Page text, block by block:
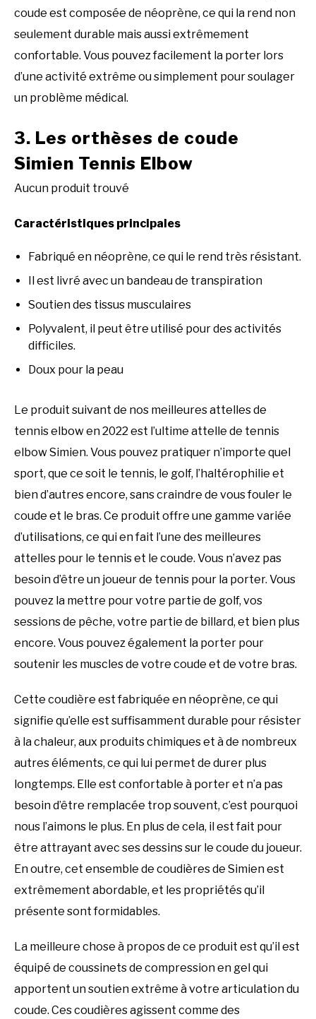
coude est composée de néoprène, ce qui la rend non
seulement durable mais aussi extrêmement
confortable. Vous pouvez facilement la porter lors
d’une activité extrême ou simplement pour soulager
un problème médical.
3. Les orthèses de coude
Simien Tennis Elbow
Aucun produit trouvé
Caractéristiques principales
Fabriqué en néoprène, ce qui le rend très résistant.
Il est livré avec un bandeau de transpiration
Soutien des tissus musculaires
Polyvalent, il peut être utilisé pour des activités
difficiles.
Doux pour la peau
Le produit suivant de nos meilleures attelles de
tennis elbow en 2022 est l’ultime attelle de tennis
elbow Simien. Vous pouvez pratiquer n’importe quel
sport, que ce soit le tennis, le golf, l’haltérophilie et
bien d’autres encore, sans craindre de vous fouler le
coude et le bras. Ce produit offre une gamme variée
d’utilisations, ce qui en fait l’une des meilleures
attelles pour le tennis et le coude. Vous n’avez pas
besoin d’être un joueur de tennis pour la porter. Vous
pouvez la mettre pour votre partie de golf, vos
sessions de pêche, votre partie de billard, et bien plus
encore. Vous pouvez également la porter pour
soutenir les muscles de votre coude et de votre bras.
Cette coudière est fabriquée en néoprène, ce qui
signifie qu’elle est suffisamment durable pour résister
à la chaleur, aux produits chimiques et à de nombreux
autres éléments, ce qui lui permet de durer plus
longtemps. Elle est confortable à porter et n’a pas
besoin d’être remplacée trop souvent, c’est pourquoi
nous l’aimons le plus. En plus de cela, il est fait pour
être attrayant avec ses dessins sur le coude du joueur.
En outre, cet ensemble de coudières de Simien est
extrêmement abordable, et les propriétés qu’il
présente sont formidables.
La meilleure chose à propos de ce produit est qu’il est
équipé de coussinets de compression en gel qui
apportent un soutien extrême à votre articulation du
coude. Ces coudières agissent comme des